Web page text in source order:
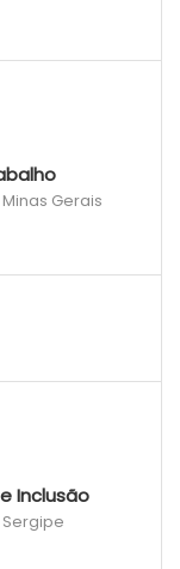
Gerais
Inclusão